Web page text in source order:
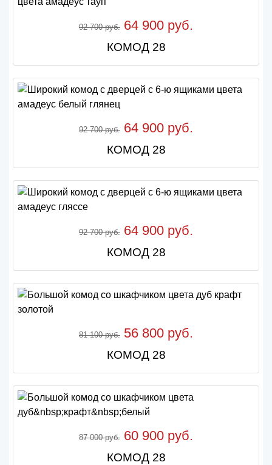
92 700 руб. 64 900 руб.
КОМОД 28
92 700 руб. 64 900 руб.
КОМОД 28
92 700 руб. 64 900 руб.
КОМОД 28
81 100 руб. 56 800 руб.
КОМОД 28
87 000 руб. 60 900 руб.
КОМОД 28